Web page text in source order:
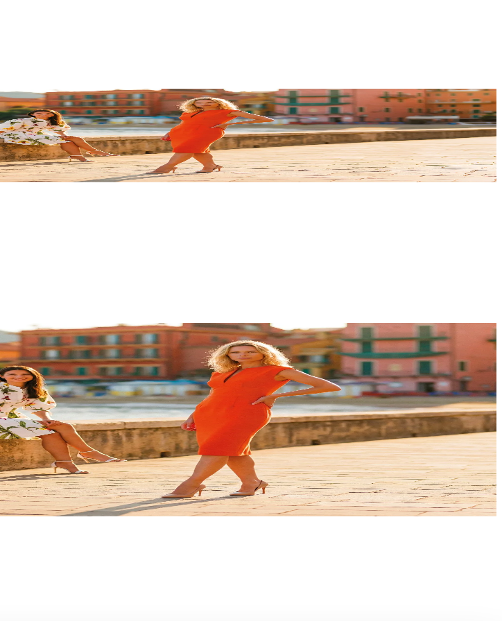
: nei negozi delle migliori firme italiane e internazionali troverai
imperdibile opportunità e lasciati ispirare dai must-have di
altro ti aspetta!